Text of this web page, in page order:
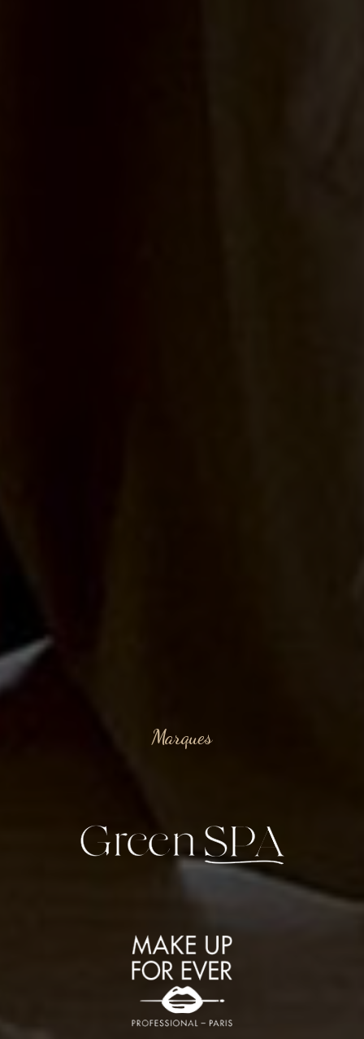
Marques